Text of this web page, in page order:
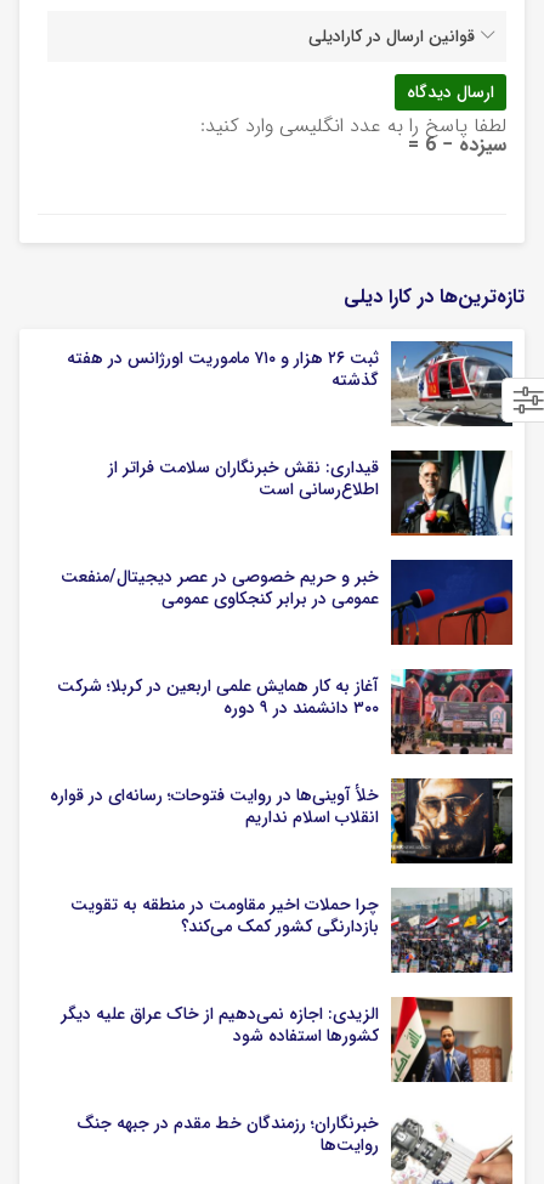
قوانین ارسال در کارادیلی
لطفا پاسخ را به عدد انگلیسی وارد کنید:
سیزده − 6 =
تازه‌ترین‌ها در کارا دیلی
ثبت ۲۶ هزار و ۷۱۰ ماموریت اورژانس در هفته
گذشته
قیداری: نقش خبرنگاران سلامت فراتر از
اطلاع‌رسانی است
خبر و حریم خصوصی در عصر دیجیتال/منفعت
عمومی در برابر کنجکاوی عمومی
آغاز به کار همایش علمی اربعین در کربلا؛ شرکت
۳۰۰ دانشمند در ۹ دوره
خلأ آوینی‌ها در روایت فتوحات؛ رسانه‌ای در قواره
انقلاب اسلام نداریم
چرا حملات اخیر مقاومت در منطقه به تقویت
بازدارنگی کشور کمک می‌کند؟
الزیدی: اجازه نمی‌دهیم از خاک عراق علیه دیگر
کشورها استفاده شود
خبرنگاران؛ رزمندگان خط مقدم در جبهه جنگ
روایت‌ها